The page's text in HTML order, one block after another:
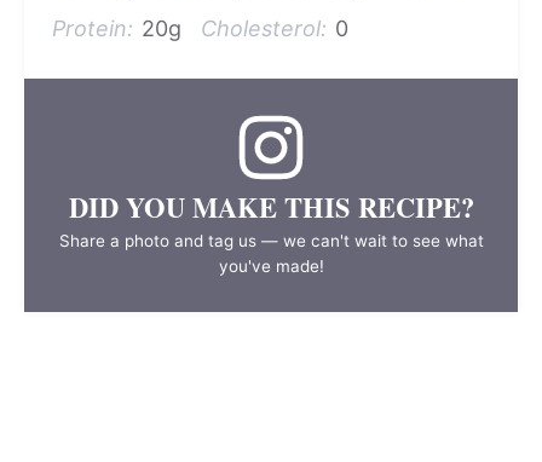
Protein: 20g Cholesterol: 0
DID YOU MAKE THIS RECIPE?
Share a photo and tag us — we can't wait to see what
you've made!